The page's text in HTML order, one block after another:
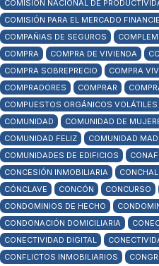
COMISIÓN NACIONAL DE
COMISIÓN PARA EL MERCADO
COMPAÑIAS DE SEGUROS
COMPRA
COMPRA DE VIVIENDA
COMPRA SOBREPRECIO
COMPRA
COMPRADORES
COMPRAR
COMPUESTOS ORGÁNICOS VOLÁTILES
COMUNIDAD
COMUNIDAD DE
COMUNIDAD FELIZ
COMUNIDAD
COMUNIDADES DE EDIFICIOS
CONAF
CONCESIÓN INMOBILIARIA
CONCHALÍ
CÓNCLAVE
CONCÓN CONCURSO
CONDOMINIOS DE HECHO
CONDONACIÓN DOMICILIARIA
CONECTIVIDAD DIGITAL
CONFLICTOS INMOBILIARIOS